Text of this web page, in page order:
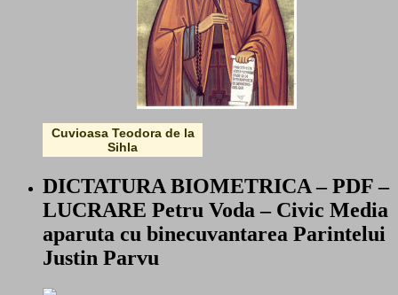
Cuvioasa Teodora de la
Sihla
DICTATURA BIOMETRICA – PDF –
LUCRARE Petru Voda – Civic Media
aparuta cu binecuvantarea Parintelui
Justin Parvu